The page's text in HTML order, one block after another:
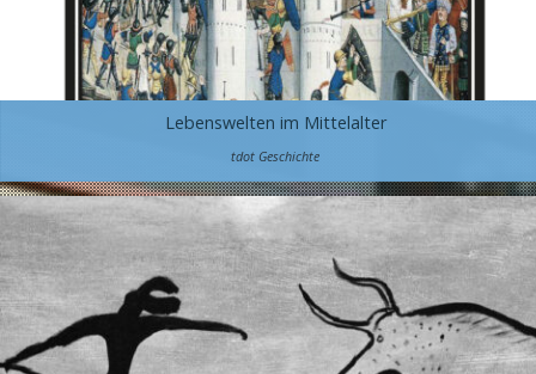
Lebenswelten im Mittelalter
tdot Geschichte